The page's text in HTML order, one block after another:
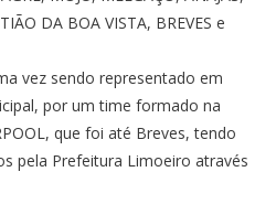
DA BOA VISTA, BREVES e
vez sendo representado em
por um time formado na
que foi até Breves, tendo
pela Prefeitura Limoeiro através